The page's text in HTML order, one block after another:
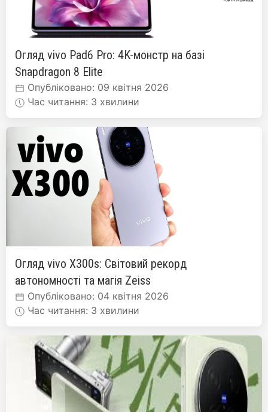
Огляд vivo Pad6 Pro: 4K-монстр на базі
Snapdragon 8 Elite
Опубліковано: 09 квітня 2026
Час читання: 3 хвилини
Огляд vivo X300s: Світовий рекорд
автономності та магія Zeiss
Опубліковано: 04 квітня 2026
Час читання: 3 хвилини